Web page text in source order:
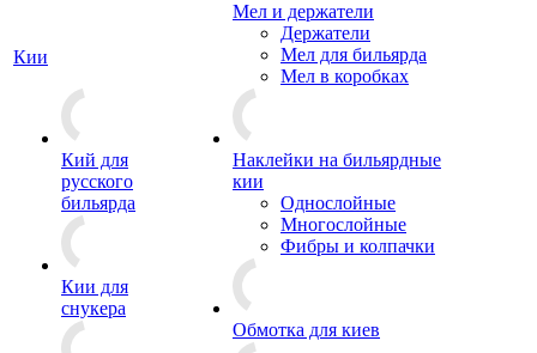
Кии
Кий для
русского
бильярда
Кии для
снукера
Мел и держатели
Держатели
Мел для бильярда
Мел в коробках
Наклейки на бильярдные
кии
Однослойные
Многослойные
Фибры и колпачки
Обмотка для киев